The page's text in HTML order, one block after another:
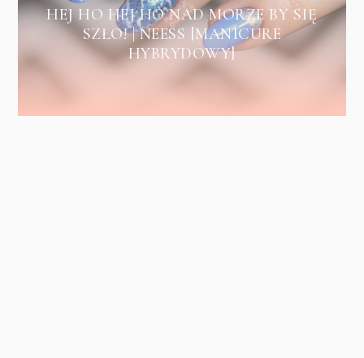
HEJ HO HEJ HO NAD MORZE BY SIĘ
SZŁO! | NEESS [MANICURE
HYBRYDOWY]